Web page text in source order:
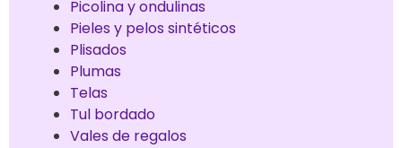
Picolina y ondulinas
Pieles y pelos sintéticos
Plisados
Plumas
Telas
Tul bordado
Vales de regalos